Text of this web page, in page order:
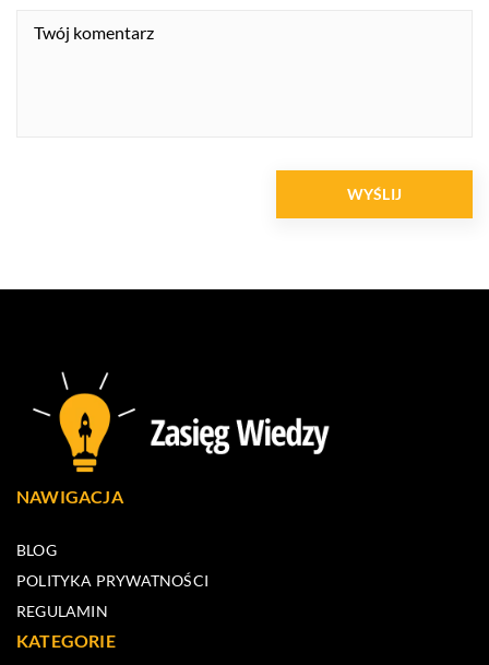
NAWIGACJA
BLOG
POLITYKA PRYWATNOŚCI
REGULAMIN
KATEGORIE